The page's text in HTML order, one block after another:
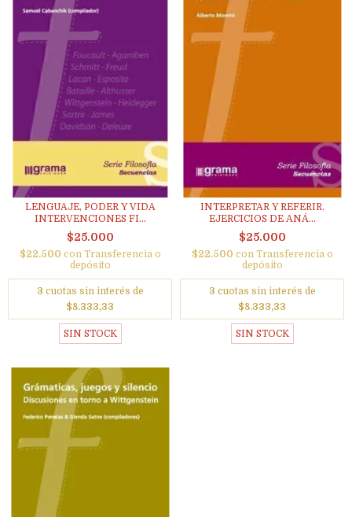
LENGUAJE, PODER Y VIDA
INTERVENCIONES FI...
$25.000
$22.500 con Transferencia o
depósito
3 cuotas sin interés de
$8.333,33
SIN STOCK
INTERPRETAR Y REFERIR.
EJERCICIOS DE ANÁ...
$25.000
$22.500 con Transferencia o
depósito
3 cuotas sin interés de
$8.333,33
SIN STOCK